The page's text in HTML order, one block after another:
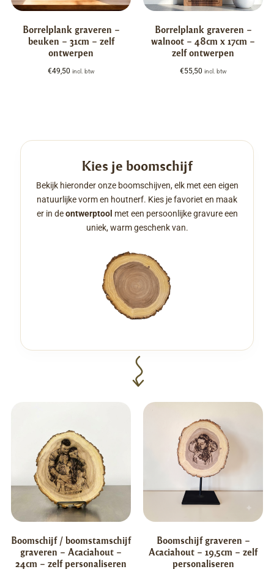
Borrelplank graveren –
beuken – 31cm – zelf
ontwerpen
€49,50 incl. btw
Borrelplank graveren –
walnoot – 48cm x 17cm –
zelf ontwerpen
€55,50 incl. btw
Kies je boomschijf
Bekijk hieronder onze boomschijven, elk met een eigen
natuurlijke vorm en houtnerf. Kies je favoriet en maak
er in deontwerptool met een persoonlijke gravure een
uniek, warm geschenk van.
Boomschijf / boomstamschijf
graveren – Acaciahout –
24cm – zelf personaliseren
Boomschijf graveren –
Acaciahout – 19,5cm – zelf
personaliseren